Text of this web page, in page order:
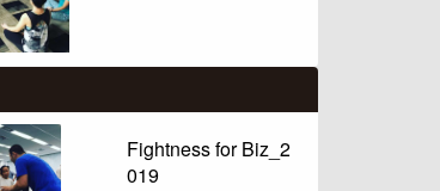
Fightness for Biz_2
019